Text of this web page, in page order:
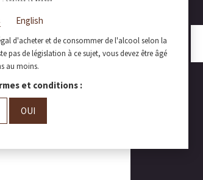
English
d'acheter et de consommer de l'alcool selon la
pas de législation à ce sujet, vous devez être âgé
au moins.
et conditions :
OUI